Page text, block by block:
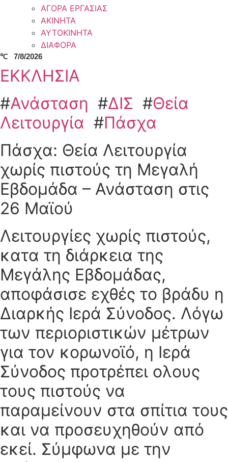
ΑΓΟΡΑ ΕΡΓΑΣΙΑΣ
ΑΚΙΝΗΤΑ
ΑΥΤΟΚΙΝΗΤΑ
ΔΙΑΦΟΡΑ
℃ 7/8/2026
ΕΚΚΛΗΣΙΑ
#Ανάσταση #ΔΙΣ #Θεία
Λειτουργία #Πάσχα
Πάσχα: Θεία Λειτουργία
χωρίς πιστούς τη Μεγαλή
Εβδομάδα – Ανάσταση στις
26 Μαϊού
Λειτουργίες χωρίς πιστούς,
κατα τη διάρκεια της
Μεγάλης Εβδομάδας,
αποφάσισε εχθές το βράδυ η
Διαρκής Ιερά Σύνοδος. Λόγω
των περιοριστικών μέτρων
για τον κορωνοϊό, η Ιερά
Σύνοδος προτρέπει ολους
τους πιστούς να
παραμείνουν στα σπίτια τους
και να προσευχηθούν από
εκεί. Σύμφωνα με την